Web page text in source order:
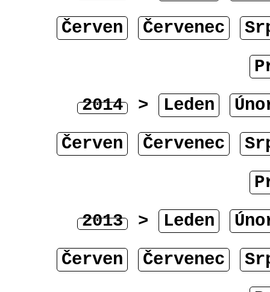
Červen
Červenec
2014 > Leden
Červen
Červenec
2013 > Leden
Červen
Červenec